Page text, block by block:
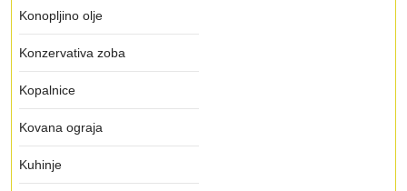
Konopljino olje
Konzervativa zoba
Kopalnice
Kovana ograja
Kuhinje